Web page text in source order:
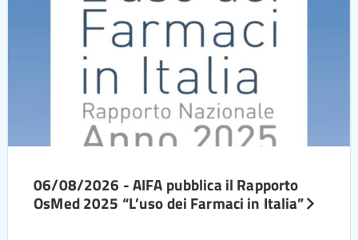
06/08/2026 - AIFA pubblica il Rapporto
OsMed 2025 “L’uso dei Farmaci in Italia”